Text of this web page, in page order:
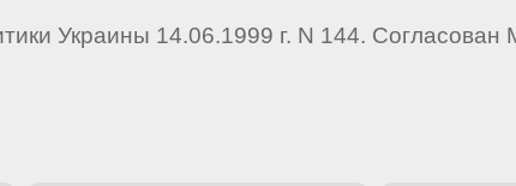
Украины 14.06.1999 г. N 144. Согласован